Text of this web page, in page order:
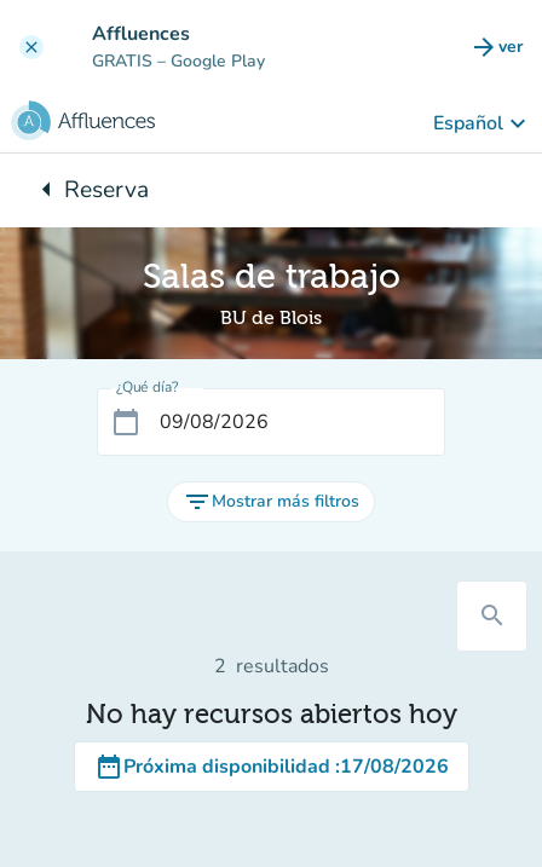
clear Affluences
GRATIS – Google Play arrow_forward ver
Español keyboard_arrow_down
arrow_leftVuelta:
Reserva
Salas de trabajo
BU de Blois
¿Qué día?
calendar_today
filter_list Mostrar más filtros
search
2 resultados
No hay recursos abiertos hoy
date_rangePróxima disponibilidad :17/08/2026